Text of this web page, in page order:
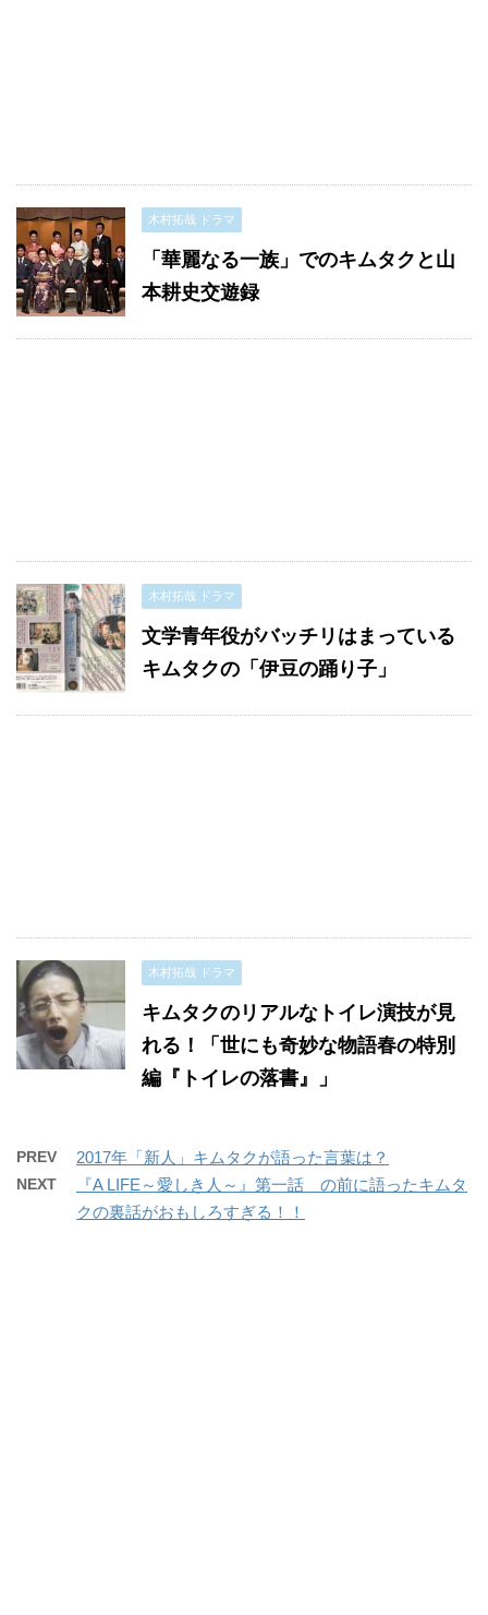
木村拓哉 ドラマ
「華麗なる一族」でのキムタクと山
本耕史交遊録
木村拓哉 ドラマ
文学青年役がバッチリはまっている
キムタクの「伊豆の踊り子」
木村拓哉 ドラマ
キムタクのリアルなトイレ演技が見
れる！「世にも奇妙な物語春の特別
編『トイレの落書』」
PREV 2017年「新人」キムタクが語った言葉は？
NEXT
『A LIFE～愛しき人～』第一話 の前に語ったキムタ
クの裏話がおもしろすぎる！！